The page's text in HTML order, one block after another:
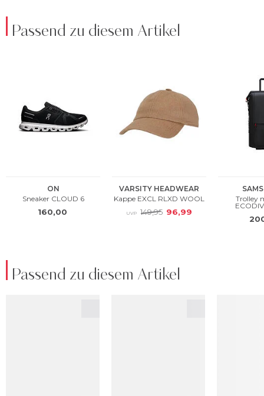
Passend zu diesem Artikel
Passend zu diesem Artikel